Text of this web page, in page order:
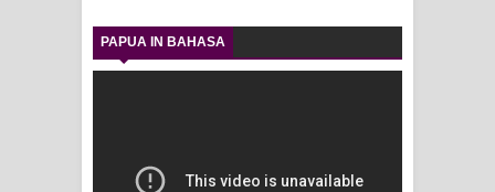
PAPUA IN BAHASA